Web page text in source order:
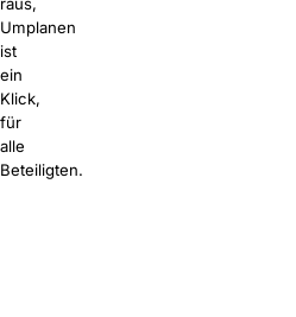
Umplanen
ist
ein
Klick,
für
alle
Beteiligten.